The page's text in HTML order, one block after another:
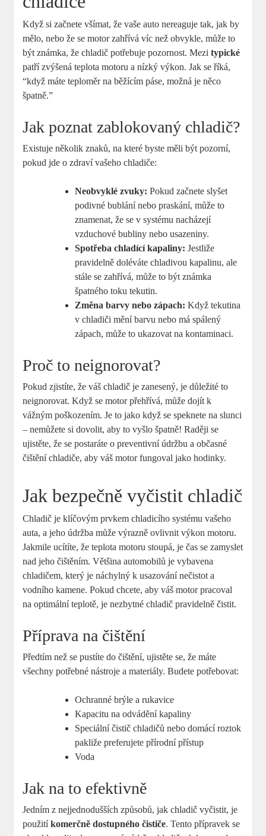
Když si začnete všímat, že vaše auto nereaguje tak, jak by
mělo, nebo že se motor zahřívá víc než obvykle, může to
být známka, že chladič potřebuje pozornost. Mezitypické
patří zvýšená teplota motoru a nízký výkon. Jak se říká,
“když máte teploměr na běžícím páse, možná je něco
špatně.”
Jak poznat zablokovaný chladič?
Existuje několik znaků, na které byste měli být pozorní,
pokud jde o zdraví vašeho chladiče:
Neobvyklé zvuky: Pokud začnete slyšet
podivné bublání nebo praskání, může to
znamenat, že se v systému nacházejí
vzduchové bubliny nebo usazeniny.
Spotřeba chladící kapaliny: Jestliže
pravidelně doléváte chladivou kapalinu, ale
stále se zahřívá, může to být známka
špatného toku tekutin.
Změna barvy nebo zápach: Když tekutina
v chladiči mění barvu nebo má spálený
zápach, může to ukazovat na kontaminaci.
Proč to neignorovat?
Pokud zjistíte, že váš chladič je zanesený, je důležité to
neignorovat. Když se motor přehřívá, může dojít k
vážným poškozením. Je to jako když se speknete na slunci
– nemůžete si dovolit, aby to vyšlo špatně! Raději se
ujistěte, že se postaráte o preventivní údržbu a občasné
čištění chladiče, aby váš motor fungoval jako hodinky.
Jak bezpečně vyčistit chladič
Chladič je klíčovým prvkem chladicího systému vašeho
auta, a jeho údržba může výrazně ovlivnit výkon motoru.
Jakmile ucítíte, že teplota motoru stoupá, je čas se zamyslet
nad jeho čištěním. Většina automobilů je vybavena
chladičem, který je náchylný k usazování nečistot a
vodního kamene. Pokud chcete, aby váš motor pracoval
na optimální teplotě, je nezbytné chladič pravidelně čistit.
Příprava na čištění
Předtím než se pustíte do čištění, ujistěte se, že máte
všechny potřebné nástroje a materiály. Budete potřebovat:
Ochranné brýle a rukavice
Kapacitu na odvádění kapaliny
Speciální čistič chladičů nebo domácí roztok
pakliže preferujete přírodní přístup
Voda
Jak na to efektivně
Jedním z nejjednodušších způsobů, jak chladič vyčistit, je
použitíkomerčně dostupného čističe. Tento přípravek se